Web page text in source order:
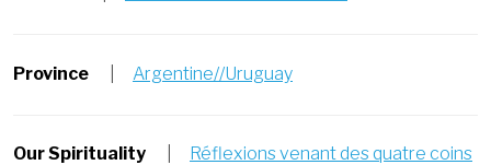
Province Argentine//Uruguay
Our Spirituality
Réflexions venant des quatre coins